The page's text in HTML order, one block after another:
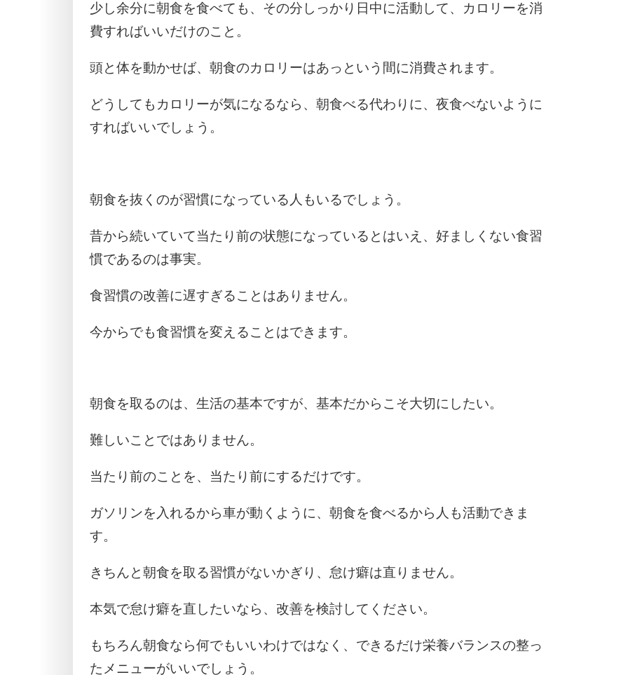
少し余分に朝食を食べても、その分しっかり日中に活動して、カロリーを消
費すればいいだけのこと。
頭と体を動かせば、朝食のカロリーはあっという間に消費されます。
どうしてもカロリーが気になるなら、朝食べる代わりに、夜食べないように
すればいいでしょう。
朝食を抜くのが習慣になっている人もいるでしょう。
昔から続いていて当たり前の状態になっているとはいえ、好ましくない食習
慣であるのは事実。
食習慣の改善に遅すぎることはありません。
今からでも食習慣を変えることはできます。
朝食を取るのは、生活の基本ですが、基本だからこそ大切にしたい。
難しいことではありません。
当たり前のことを、当たり前にするだけです。
ガソリンを入れるから車が動くように、朝食を食べるから人も活動できま
す。
きちんと朝食を取る習慣がないかぎり、怠け癖は直りません。
本気で怠け癖を直したいなら、改善を検討してください。
もちろん朝食なら何でもいいわけではなく、できるだけ栄養バランスの整っ
たメニューがいいでしょう。